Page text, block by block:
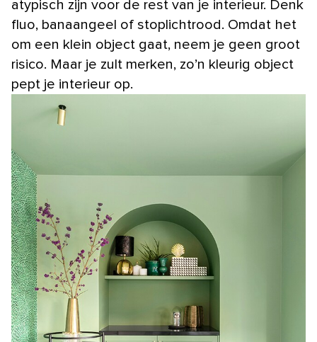
atypisch zijn voor de rest van je interieur. Denk
fluo, banaangeel of stoplichtrood. Omdat het
om een klein object gaat, neem je geen groot
risico. Maar je zult merken, zo’n kleurig object
pept je interieur op.